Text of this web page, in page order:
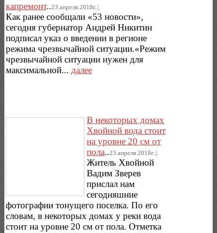
капремонт..23.апреля.2018г..|.
Как ранее сообщали «53 новости»,
сегодня губернатор Андрей Никитин
подписал указ о введении в регионе
режима чрезвычайной ситуации.«Режим
чрезвычайной ситуации нужен для
максимальной... далее
В некоторых домах
Хвойной вода стоит
на уровне 20 см от
пола..23.апреля.2018г..|.
Житель Хвойной
Вадим Зверев
прислал нам
сегодняшние
фотографии тонущего поселка. По его
словам, в некоторых домах у реки вода
стоит на уровне 20 см от пола. Отметка